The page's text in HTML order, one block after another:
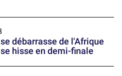
débarrasse de l'Afrique
hisse en demi-finale